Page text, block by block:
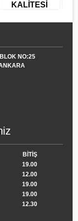
KALİTESİ
NO:25
BİTİŞ
19.00
12.00
19.00
19.00
12.30